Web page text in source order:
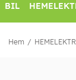
BIL
Hem